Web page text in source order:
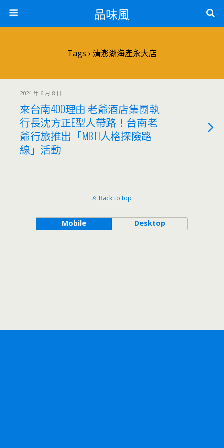
品味風
Tags › 清澎湖海產永大店
2024 年 6 月 8 日
來台南400理由 老爺酒店集團執
行長沈方正E型人帶路！台南老
爺行旅推出「MBTI人格探險路
線」活動
Back to top
Mobile Desktop